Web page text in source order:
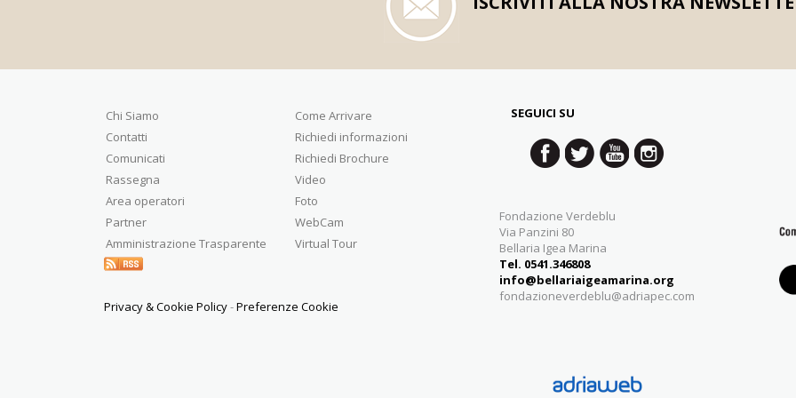
Chi Siamo
Contatti
Comunicati
Rassegna
Area operatori
Partner
Amministrazione Trasparente
Come Arrivare
Richiedi informazioni
Richiedi Brochure
Video
Foto
WebCam
Virtual Tour
Privacy & Cookie Policy-Preferenze Cookie
SEGUICI SU
Fondazione Verdeblu
Via Panzini 80
Bellaria Igea Marina
Tel. 0541.346808
info@bellariaigeamarina.org
fondazioneverdeblu@adriapec.com